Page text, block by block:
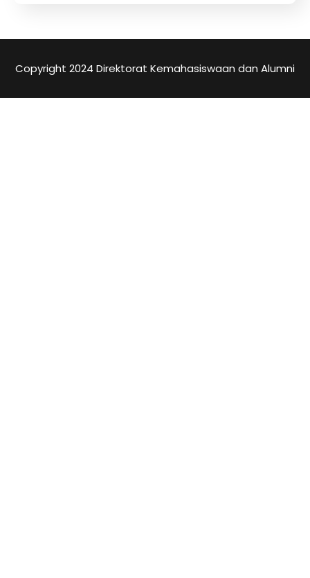
Copyright 2024 Direktorat Kemahasiswaan dan Alumni